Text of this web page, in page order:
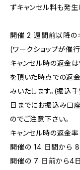
ずキャンセル料も発生
開催 2 週間前以降の
(ワークショップが催
キャンセル時の返金
を頂いた時点での返
みいたします。(振込
日までにお振込み口
のでご注意下さい。
キャンセル時の返金率
開催の 14 日間から
開催の 7 日前から4